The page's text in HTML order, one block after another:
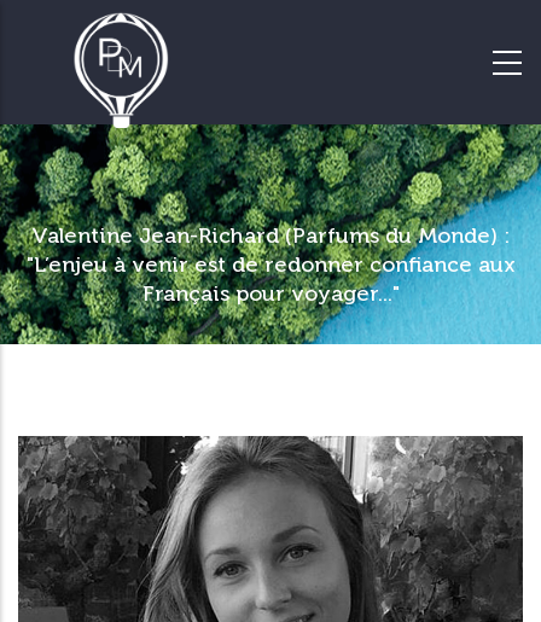
Valentine Jean-Richard (Parfums du Monde) :
"L’enjeu à venir est de redonner confiance aux
Français pour voyager..."
groupes